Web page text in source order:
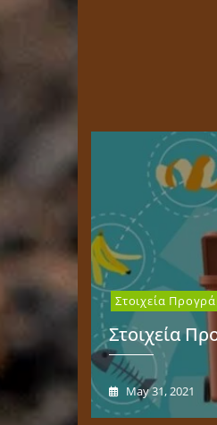
Στοιχεία
Στοιχεία
May 31, 2021